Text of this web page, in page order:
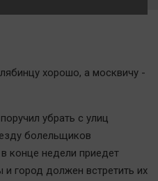
хорошо, а москвичу -
убрать с улиц
болельщиков
конце недели приедет
город должен встретить их